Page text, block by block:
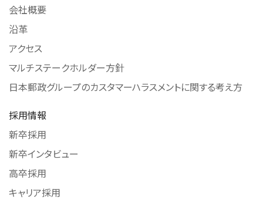
会社概要
沿革
アクセス
マルチステークホルダー方針
日本郵政グループのカスタマーハラスメントに関する考え方
採用情報
新卒採用
新卒インタビュー
高卒採用
キャリア採用